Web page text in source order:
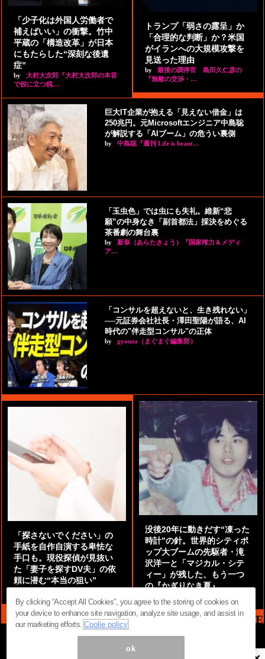
「少子化は外国人労働者で
補えばいい」の衝撃。竹中
平蔵の「構造改革」が日本
にもたらした“深刻な後遺
症”
by
大村大次郎『大村大次郎の本音
で役に立つ税…
トランプ「弱さの露呈」か
「合理的な判断」か？米国
がイランへの大規模攻撃を
見送った理由
by
最後の調停官 島田久仁彦の
『無敵の交渉・…
巨大IT企業が抱える「見えない借金」は
250兆円。元Microsoftエンジニア中島聡
が解説する「AIブーム」の危うい裏側
by 中島聡『週刊 Life is beaut…
「玉虫色」では虫にも失礼。維新“悲
願”の中身なき「副首都法」採決をめぐる
茶番劇の舞台裏
by
新恭（あらたきょう）『国家権力＆メディ
ア…
「コンサルを超えないと、生き残れない」
──元証券会社社長・澤田聖陽が語る、AI
時代の"伴走型コンサル"の正体
by gyouza（まぐまぐ編集部）
「探さないでください」の
手紙を自作自演する卑怯な
手口も。現役探偵が見抜い
た「妻子を探すDV夫」の依
頼に潜む“本当の狙い”
没後20年に動きだす“凍った
時計”の針。世界的シティポ
ップ大ブームの先駆者・滝
沢洋一と「マジカル・シテ
ィー」が残した、もう一つ
の『かぎりなき夏』
MAG2 NEWS HEADLINE
By clicking “Accept All Cookies”, you agree to the storing of cookies on
your device to enhance site navigation, analyze site usage, and assist in
our marketing efforts.Coolie policy
ok